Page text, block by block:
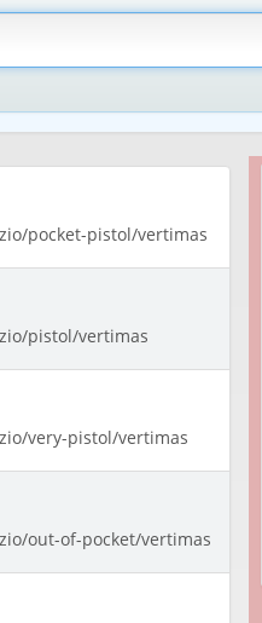
pocket-pistol/vertimas
pistol/vertimas
very-pistol/vertimas
out-of-pocket/vertimas